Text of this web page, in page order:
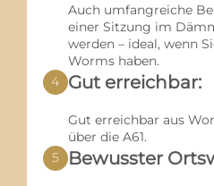
Auch umfangreiche
einer Sitzung im
werden – ideal, wenn
Worms haben.
4 Gut erreichbar:
Gut erreichbar aus
über die A61.
5 Bewusster